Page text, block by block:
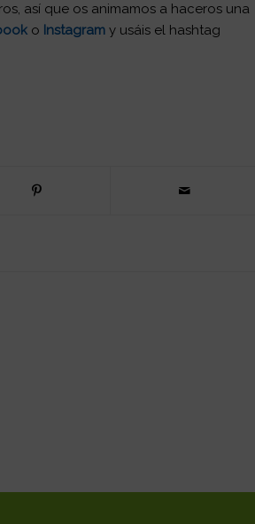
así que os animamos a haceros una
o Instagram y usáis el hashtag